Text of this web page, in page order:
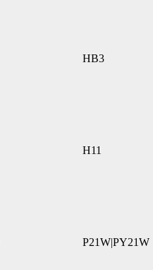
HB3
H11
P21W|PY21W